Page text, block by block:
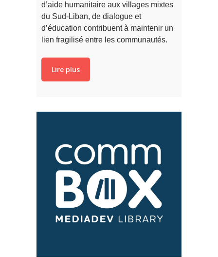
d’aide humanitaire aux villages mixtes
du Sud-Liban, de dialogue et
d’éducation contribuent à maintenir un
lien fragilisé entre les communautés.
Lire plus